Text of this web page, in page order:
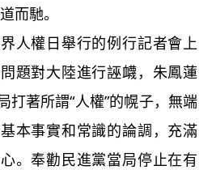
而馳。
權日舉行的例行記者會上
題對大陸進行誣衊，朱鳳蓮
打著所謂“人權”的幌子，無端
本事實和常識的論調，充滿
。奉勸民進黨當局停止在有